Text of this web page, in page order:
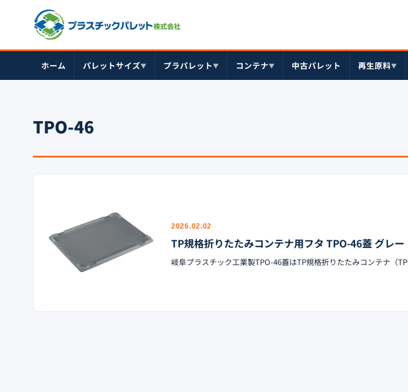
ホーム パレットサイズ▼ プラパレット▼ コンテナ▼ 中古パレット 再生原料▼
TPO-46
2026.02.02
TP規格折りたたみコンテナ用フタ TPO-46蓋 グレー
岐阜プラスチック工業製TPO-46蓋はTP規格折りたたみコンテナ（